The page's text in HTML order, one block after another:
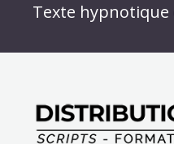
Texte